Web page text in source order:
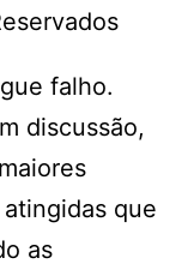
falho.
discussão,
que
as